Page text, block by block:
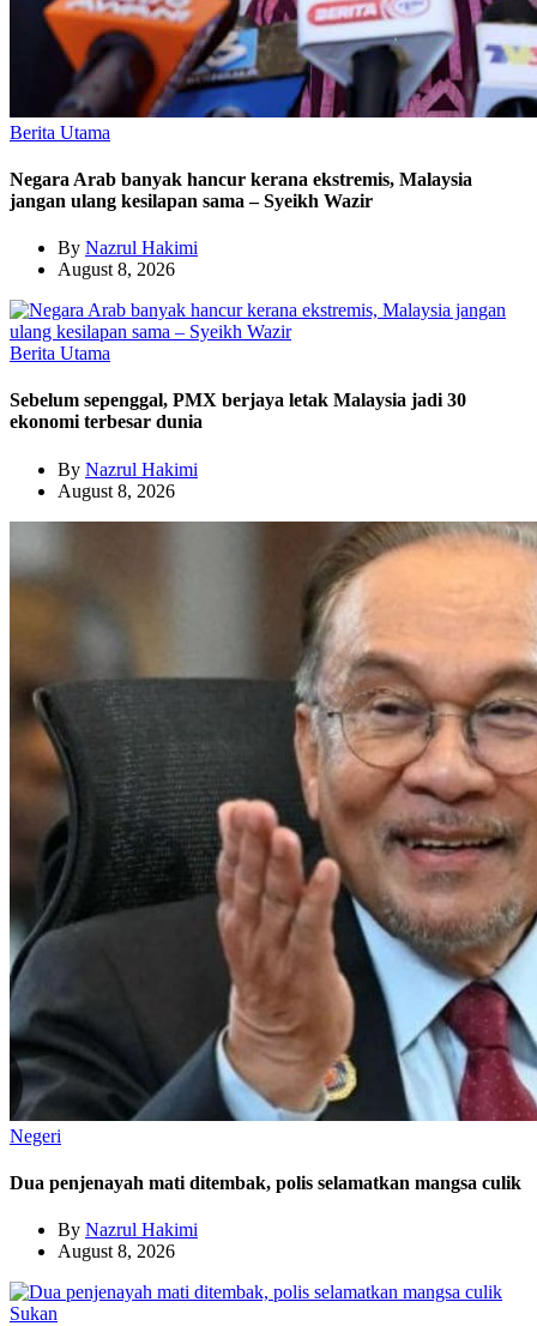
Berita Utama
Negara Arab banyak hancur kerana ekstremis, Malaysia
jangan ulang kesilapan sama – Syeikh Wazir
By Nazrul Hakimi
August 8, 2026
Berita Utama
Sebelum sepenggal, PMX berjaya letak Malaysia jadi 30
ekonomi terbesar dunia
By Nazrul Hakimi
August 8, 2026
Negeri
Dua penjenayah mati ditembak, polis selamatkan mangsa culik
By Nazrul Hakimi
August 8, 2026
Sukan